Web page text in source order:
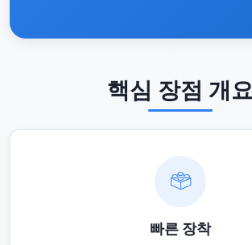
핵심 장점 개요
빠른 장착